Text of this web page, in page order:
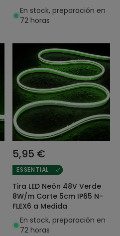
Medida
En stock, preparación en
72 horas
5,95 €
ESSENTIAL
Tira LED Neón 48V Verde
8W/m Corte 5cm IP65 N-
FLEX6 a Medida
En stock, preparación en
72 horas